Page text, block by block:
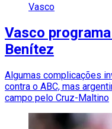
Vasco
Vasco
Benítez
Algumas complicações
contra o ABC, mas
campo pelo Cruz-Maltino